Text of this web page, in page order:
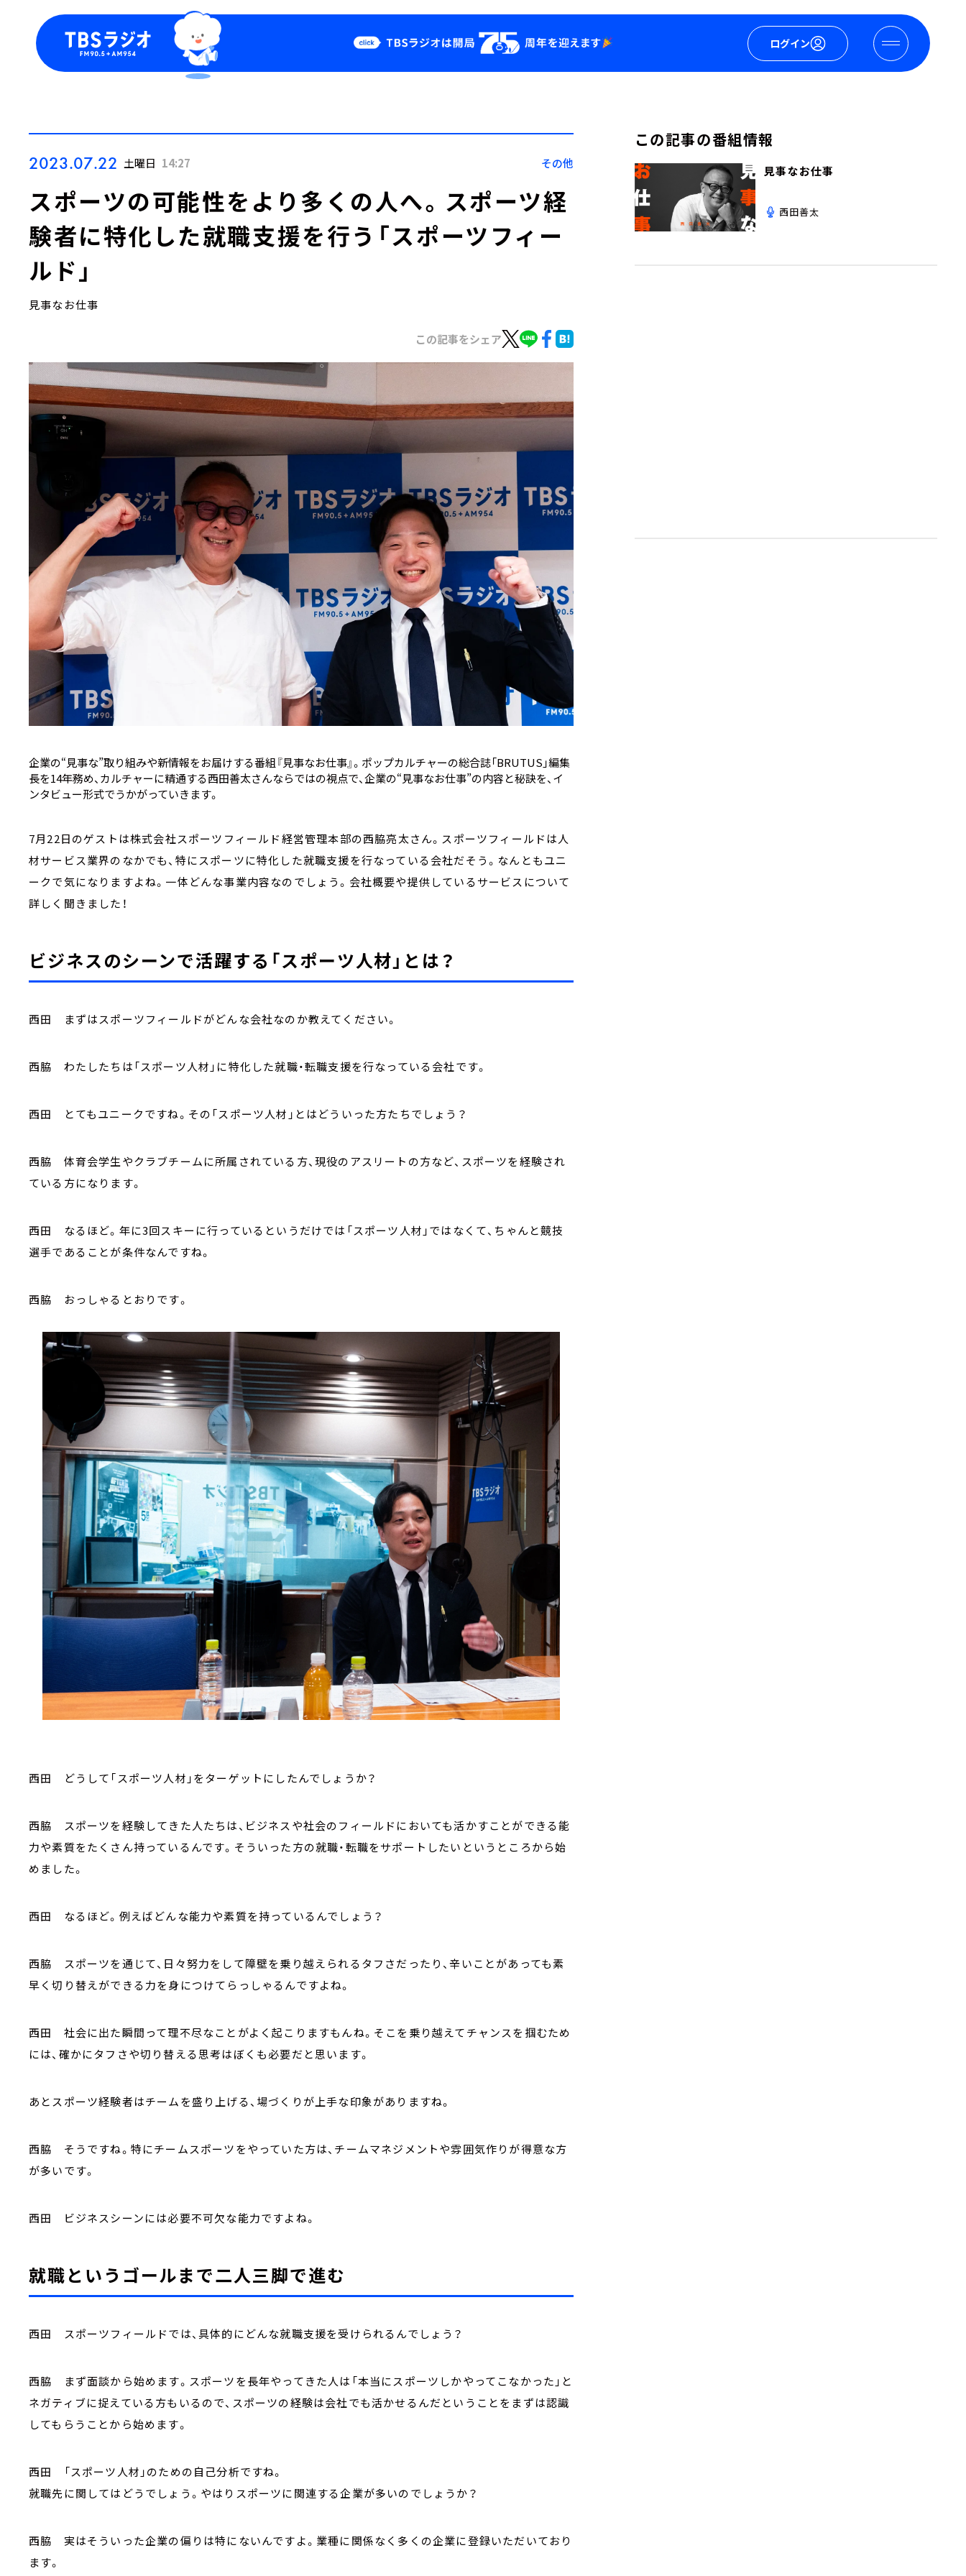
ログイン
Podcast
YouTube
2023.07.22 土曜日 14:27 その他
スポーツの可能性をより多くの人へ。スポーツ経
験者に特化した就職支援を行う「スポーツフィー
ルド」
見事なお仕事
この記事をシェア
企業の“見事な”取り組みや新情報をお届けする番組『見事なお仕事』。ポップカルチャーの総合誌「BRUTUS」編集
長を14年務め、カルチャーに精通する西田善太さんならではの視点で、企業の“見事なお仕事”の内容と秘訣を、イ
ンタビュー形式でうかがっていきます。
7月22日のゲストは株式会社スポーツフィールド経営管理本部の西脇亮太さん。スポーツフィールドは人
材サービス業界のなかでも、特にスポーツに特化した就職支援を行なっている会社だそう。なんともユニ
ークで気になりますよね。一体どんな事業内容なのでしょう。会社概要や提供しているサービスについて
詳しく聞きました！
ビジネスのシーンで活躍する「スポーツ人材」とは？
西田 まずはスポーツフィールドがどんな会社なのか教えてください。
西脇 わたしたちは「スポーツ人材」に特化した就職・転職支援を行なっている会社です。
西田 とてもユニークですね。その「スポーツ人材」とはどういった方たちでしょう？
西脇 体育会学生やクラブチームに所属されている方、現役のアスリートの方など、スポーツを経験され
ている方になります。
西田 なるほど。年に3回スキーに行っているというだけでは「スポーツ人材」ではなくて、ちゃんと競技
選手であることが条件なんですね。
西脇 おっしゃるとおりです。
西田 どうして「スポーツ人材」をターゲットにしたんでしょうか？
西脇 スポーツを経験してきた人たちは、ビジネスや社会のフィールドにおいても活かすことができる能
力や素質をたくさん持っているんです。そういった方の就職・転職をサポートしたいというところから始
めました。
西田 なるほど。例えばどんな能力や素質を持っているんでしょう？
西脇 スポーツを通じて、日々努力をして障壁を乗り越えられるタフさだったり、辛いことがあっても素
早く切り替えができる力を身につけてらっしゃるんですよね。
西田 社会に出た瞬間って理不尽なことがよく起こりますもんね。そこを乗り越えてチャンスを掴むため
には、確かにタフさや切り替える思考はぼくも必要だと思います。
あとスポーツ経験者はチームを盛り上げる、場づくりが上手な印象がありますね。
西脇 そうですね。特にチームスポーツをやっていた方は、チームマネジメントや雰囲気作りが得意な方
が多いです。
西田 ビジネスシーンには必要不可欠な能力ですよね。
就職というゴールまで二人三脚で進む
西田 スポーツフィールドでは、具体的にどんな就職支援を受けられるんでしょう？
西脇 まず面談から始めます。スポーツを長年やってきた人は「本当にスポーツしかやってこなかった」と
ネガティブに捉えている方もいるので、スポーツの経験は会社でも活かせるんだということをまずは認識
してもらうことから始めます。
西田 「スポーツ人材」のための自己分析ですね。
就職先に関してはどうでしょう。やはりスポーツに関連する企業が多いのでしょうか？
西脇 実はそういった企業の偏りは特にないんですよ。業種に関係なく多くの企業に登録いただいており
ます。
この記事の番組情報
見事なお仕事
西田善太